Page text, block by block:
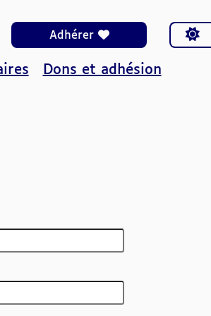
Adhérer
Dons et adhésion